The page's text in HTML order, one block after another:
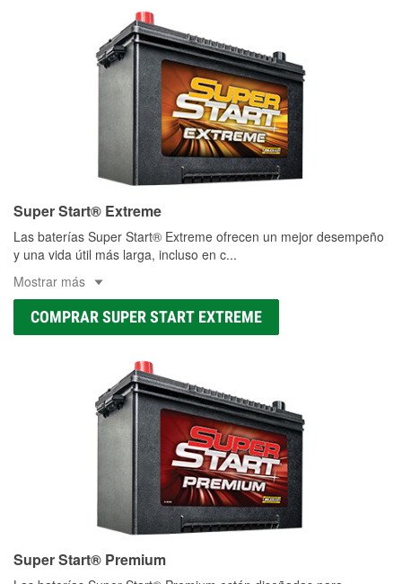
Super Start® Extreme
Las baterías Super Start® Extreme ofrecen un mejor desempeño
y una vida útil más larga, incluso en c...
Mostrar más
COMPRAR SUPER START EXTREME
Super Start® Premium